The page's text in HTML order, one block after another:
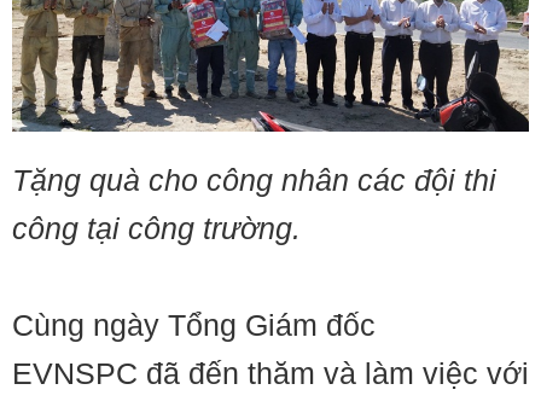
Tặng quà cho công nhân các đội thi
công tại công trường.
Cùng ngày Tổng Giám đốc
EVNSPC đã đến thăm và làm việc với